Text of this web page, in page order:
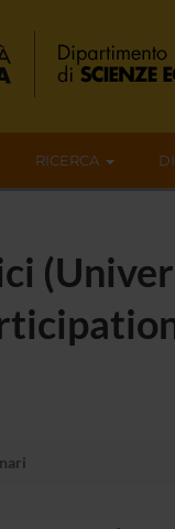
RICERCA